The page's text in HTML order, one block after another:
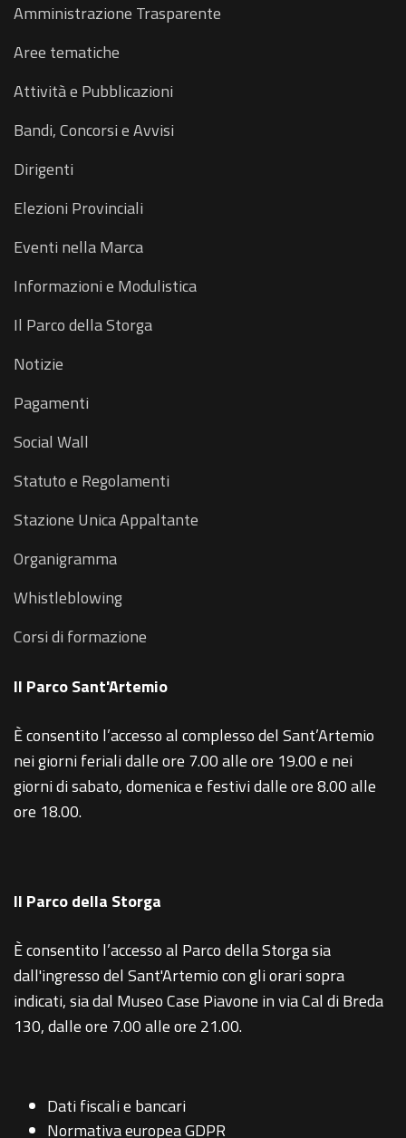
Amministrazione Trasparente
Aree tematiche
Attività e Pubblicazioni
Bandi, Concorsi e Avvisi
Dirigenti
Elezioni Provinciali
Eventi nella Marca
Informazioni e Modulistica
Il Parco della Storga
Notizie
Pagamenti
Social Wall
Statuto e Regolamenti
Stazione Unica Appaltante
Organigramma
Whistleblowing
Corsi di formazione
Il Parco Sant'Artemio
È consentito l’accesso al complesso del Sant’Artemio
nei giorni feriali dalle ore 7.00 alle ore 19.00 e nei
giorni di sabato, domenica e festivi dalle ore 8.00 alle
ore 18.00.
Il Parco della Storga
È consentito l’accesso al Parco della Storga sia
dall'ingresso del Sant'Artemio con gli orari sopra
indicati, sia dal Museo Case Piavone in via Cal di Breda
130, dalle ore 7.00 alle ore 21.00.
Dati fiscali e bancari
Normativa europea GDPR